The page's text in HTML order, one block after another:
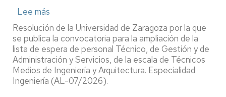
Lee más
AL-
07/2026
Ampliación
listas
espera
PTGAS.
Resolución de la Universidad de Zaragoza por la que
se publica la convocatoria para la ampliación de la
lista de espera de personal Técnico, de Gestión y de
Administración y Servicios, de la escala de Técnicos
Medios de Ingeniería y Arquitectura. Especialidad
Ingeniería (AL-07/2026).